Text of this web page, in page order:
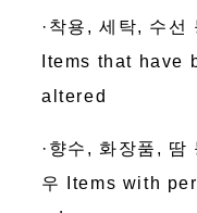
·착용, 세탁, 수선
Items that have
altered
·향수, 화장품, 땀
우 Items with